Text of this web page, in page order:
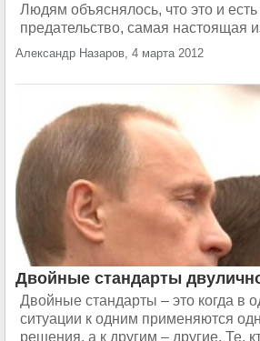
Людям объяснялось, что это и
предательство, самая настоящая
Александр Назаров, 4 марта 2012
Двойные стандарты
Двойные стандарты – это когда в
ситуации к одним применяются
решения, а к другим – другие. Те,